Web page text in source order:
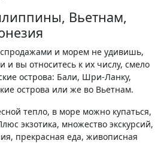
Вьетнам,
и морем не удивишь,
и вы относитесь к их числу, смело
острова: Бали, Шри-Ланку,
острова или же во Вьетнам.
тепло, в море можно купаться,
экзотика, множество экскурсий,
прекрасная еда, живописная